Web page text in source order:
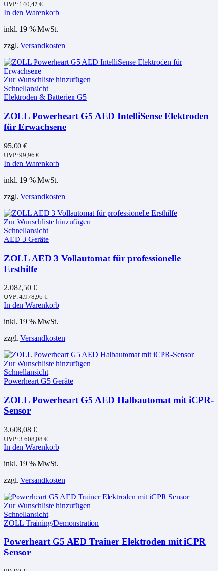
UVP: 140,42 €
In den Warenkorb
inkl. 19 % MwSt.
zzgl. Versandkosten
Zur Wunschliste hinzufügen
Schnellansicht
Elektroden & Batterien G5
ZOLL Powerheart G5 AED IntelliSense Elektroden
für Erwachsene
95,00 €
UVP: 99,96 €
In den Warenkorb
inkl. 19 % MwSt.
zzgl. Versandkosten
Zur Wunschliste hinzufügen
Schnellansicht
AED 3 Geräte
ZOLL AED 3 Vollautomat für professionelle
Ersthilfe
2.082,50 €
UVP: 4.978,96 €
In den Warenkorb
inkl. 19 % MwSt.
zzgl. Versandkosten
Zur Wunschliste hinzufügen
Schnellansicht
Powerheart G5 Geräte
ZOLL Powerheart G5 AED Halbautomat mit iCPR-
Sensor
3.608,08 €
UVP: 3.608,08 €
In den Warenkorb
inkl. 19 % MwSt.
zzgl. Versandkosten
Zur Wunschliste hinzufügen
Schnellansicht
ZOLL Training/Demonstration
Powerheart G5 AED Trainer Elektroden mit iCPR
Sensor